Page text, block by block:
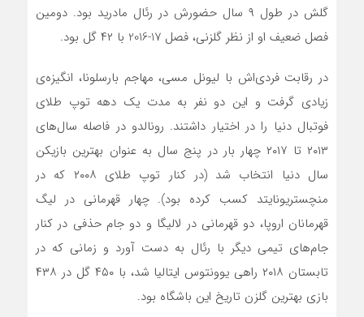
گلش در طول ۹ سال حضورش در رئال مادرید بود. دومین
فصل ضعیف او از نظر گلزنی، فصل 17-2016 با ۴۲ گل بود.
در رقابت فردی‌اش با لیونل مسی، مهاجم بارسلونا، انگیزه‌ی
زیادی گرفت و این دو نفر به مدت یک دهه توپ طلای
فوتبال دنیا را در اختیار داشتند. رونالدو در فاصله‌ سال‌های
۲۰۱۳ تا ۲۰۱۷ چهار بار در پنج سال به‌ عنوان بهترین بازیکن
سال دنیا انتخاب شد (در کنار توپ طلای ۲۰۰۸ که در
منچستریونایتد کسب کرده بود). چهار قهرمانی در لیگ
قهرمانان اروپا، دو قهرمانی در لالیگا و دو جام حذفی در کنار
جام‌های تیمی دیگر با رئال به دست آورد و زمانی که در
تابستان ۲۰۱۸ راهی یوونتوس ایتالیا شد، با ۴۵۰ گل در ۴۳۸
بازی بهترین گلزن تاریخ این باشگاه بود.